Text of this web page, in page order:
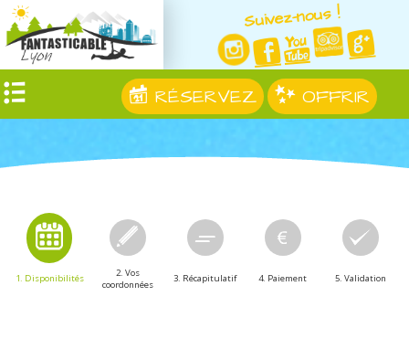
Suivez-nous !
RÉSERVEZ OFFRIR
1. Disponibilités
2. Vos
coordonnées
3. Récapitulatif 4. Paiement 5. Validation